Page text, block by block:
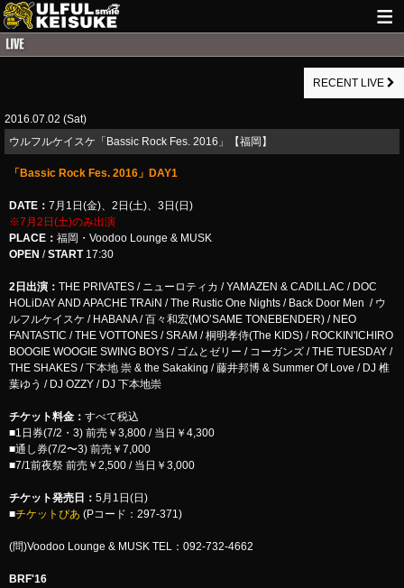
GUITAR WORKS
RECENT LIVE
2016.07.02 (Sat)
ウルフルケイスケ「Bassic Rock Fes. 2016」【福岡】
「Bassic Rock Fes. 2016」DAY1
DATE： 7月1日(金)、2日(土)、3日(日)
※7月2日(土)のみ出演
PLACE： 福岡・Voodoo Lounge & MUSK
OPEN /START17:30
2日出演： THE PRIVATES / ニューロティカ / YAMAZEN & CADILLAC / DOC
HOLiDAY AND APACHE TRAiN / The Rustic One Nights / Back Door Men / ウ
ルフルケイスケ / HABANA / 百々和宏(MO’SAME TONEBENDER) / NEO
FANTASTIC / THE VOTTONES / SRAM / 桐明孝侍(The KIDS) / ROCKIN'ICHIRO
BOOGIE WOOGIE SWING BOYS / ゴムとゼリー / コーガンズ / THE TUESDAY /
THE SHAKES / 下本地 崇 & the Sakaking / 藤井邦博 & Summer Of Love / DJ 椎
葉ゆう / DJ OZZY / DJ 下本地崇
チケット料金： すべて税込
■1日券(7/2・3) 前売￥3,800 / 当日￥4,300
■通し券(7/2〜3) 前売￥7,000
■7/1前夜祭 前売￥2,500 / 当日￥3,000
チケット発売日： 5月1日(日)
■チケットぴあ (Pコード：297-371)
(問)Voodoo Lounge & MUSK TEL：092-732-4662
BRF'16